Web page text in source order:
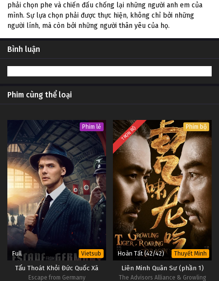
phải chọn phe và chiến đấu chống lại những người anh em của
mình. Sự lựa chọn phải được thực hiện, không chỉ bởi những
người lính, mà còn bởi những người thân yêu của họ.
Bình luận
Phim cùng thể loại
Phim lẻ
Full Vietsub
Tẩu Thoát Khỏi Đức Quốc Xã
Escape from Germany
TRỌN BỘ Phim bộ
Hoàn Tất (42/42) Thuyết Minh
Liên Minh Quân Sư (phần 1)
The Advisors Alliance & Growling